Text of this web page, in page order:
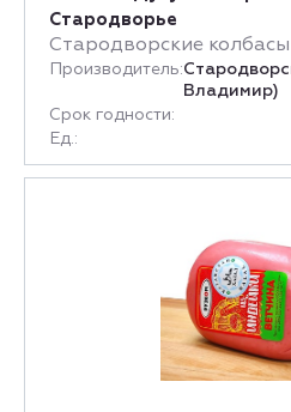
Стародворье
Стародворские
Производитель:
Владимир)
Срок годности:
Ед.: